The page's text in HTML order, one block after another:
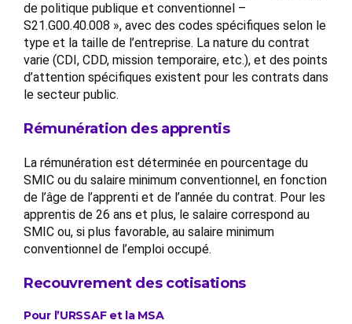
de politique publique et conventionnel –
S21.G00.40.008 », avec des codes spécifiques selon le
type et la taille de l’entreprise. La nature du contrat
varie (CDI, CDD, mission temporaire, etc.), et des points
d’attention spécifiques existent pour les contrats dans
le secteur public.
Rémunération des apprentis
La rémunération est déterminée en pourcentage du
SMIC ou du salaire minimum conventionnel, en fonction
de l’âge de l’apprenti et de l’année du contrat. Pour les
apprentis de 26 ans et plus, le salaire correspond au
SMIC ou, si plus favorable, au salaire minimum
conventionnel de l’emploi occupé.
Recouvrement des cotisations
Pour l’URSSAF et la MSA